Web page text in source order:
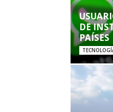
DE
PAÍSES